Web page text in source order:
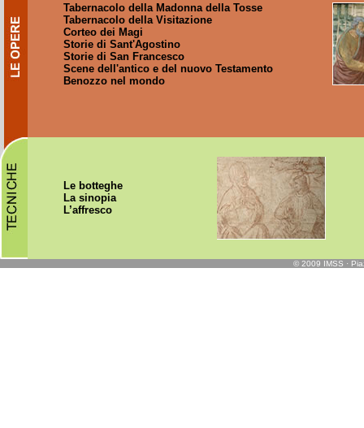
Tabernacolo della Madonna della Tosse
Tabernacolo della Visitazione
Corteo dei Magi
Storie di Sant'Agostino
Storie di San Francesco
Scene dell'antico e del nuovo Testamento
Benozzo nel mondo
Le botteghe
La sinopia
L’affresco
© 2009 IMSS ·